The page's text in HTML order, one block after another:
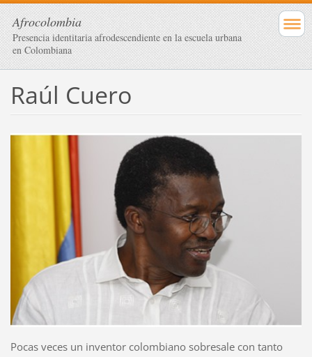
Afrocolombia
Presencia identitaria afrodescendiente en la escuela urbana
en Colombiana
Raúl Cuero
Pocas veces un inventor colombiano sobresale con tanto